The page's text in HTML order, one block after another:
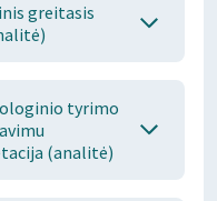
greitasis
tyrimo
(analitė)